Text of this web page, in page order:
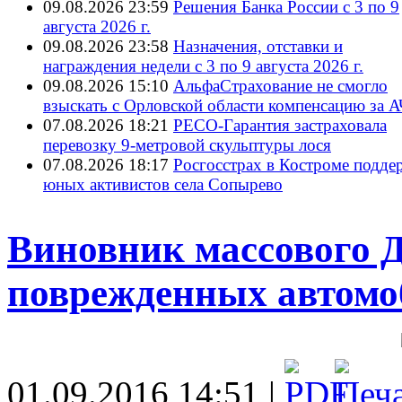
09.08.2026 23:59 Решения Банка России с 3 по 9
августа 2026 г.
09.08.2026 23:58 Назначения, отставки и
награждения недели с 3 по 9 августа 2026 г.
09.08.2026 15:10 АльфаСтрахование не смогло
взыскать с Орловской области компенсацию за
07.08.2026 18:21 РЕСО-Гарантия застраховала
перевозку 9-метровой скульптуры лося
07.08.2026 18:17 Росгосстрах в Костроме
юных активистов села Сопырево
Виновник массового
поврежденных
01.09.2016 14:51 |